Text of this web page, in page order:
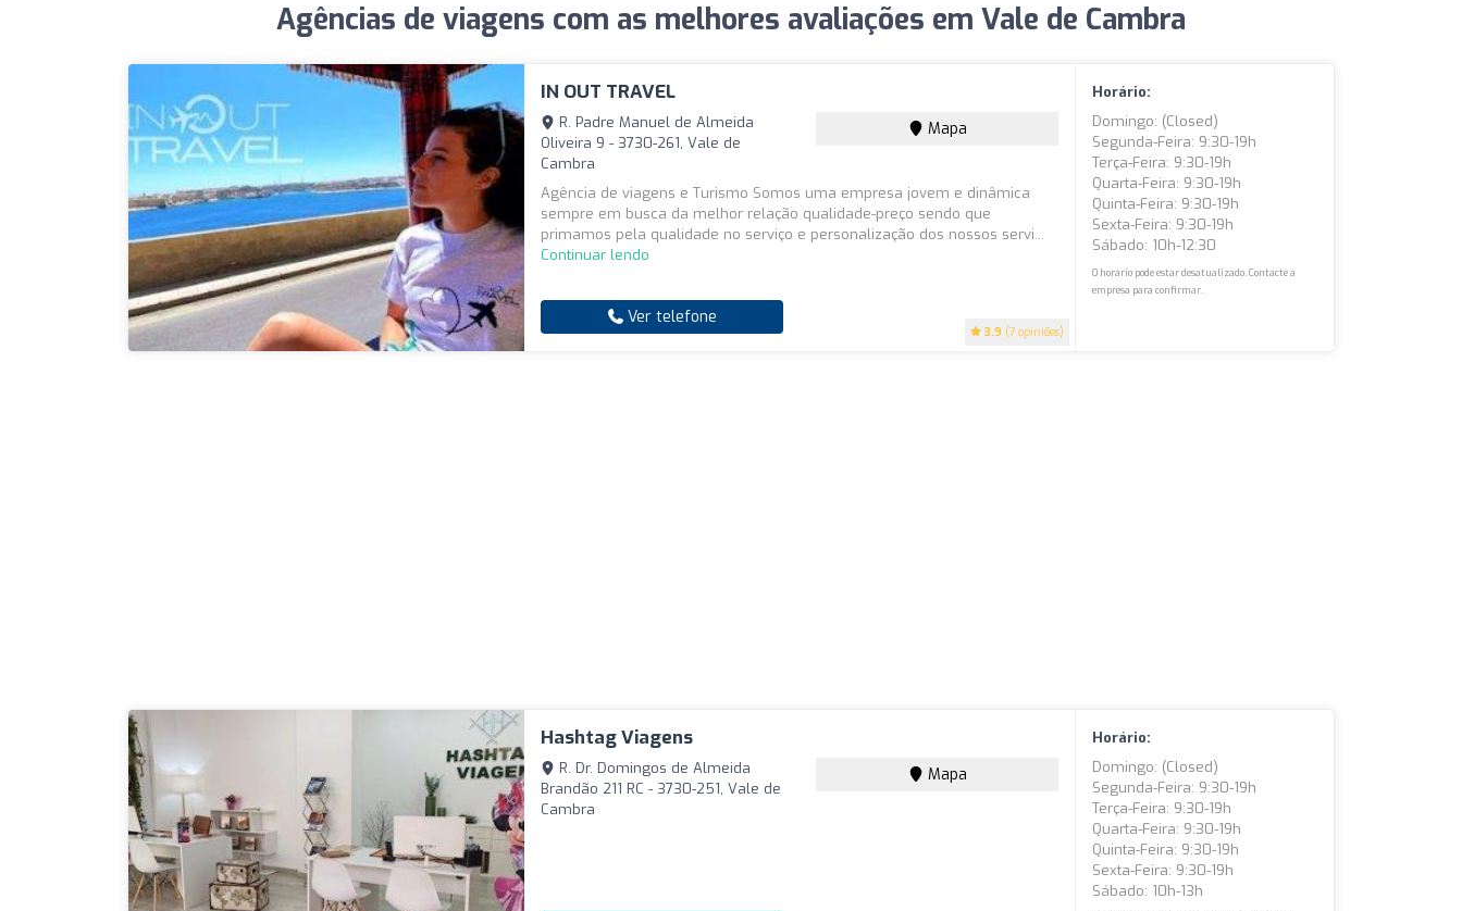
Agências de viagens com as melhores avaliações em Vale de Cambra
IN OUT TRAVEL
3.9 (7 opiniões)
R. Padre Manuel de Almeida
Oliveira 9 - 3730-261, Vale de
Cambra
Mapa
Agência de viagens e Turismo Somos uma empresa jovem e dinâmica
sempre em busca da melhor relação qualidade-preço sendo que
primamos pela qualidade no serviço e personalização dos nossos servi...
Continuar lendo
Ver telefone
Horário:
Domingo: (closed)
Segunda-Feira: 9:30-19h
Terça-Feira: 9:30-19h
Quarta-Feira: 9:30-19h
Quinta-Feira: 9:30-19h
Sexta-Feira: 9:30-19h
Sábado: 10h-12:30
O horário pode estar desatualizado. Contacte a
empresa para confirmar.
Hashtag Viagens
R. Dr. Domingos de Almeida
Brandão 211 RC - 3730-251, Vale de
Cambra
Mapa
Horário:
Domingo: (closed)
Segunda-Feira: 9:30-19h
Terça-Feira: 9:30-19h
Quarta-Feira: 9:30-19h
Quinta-Feira: 9:30-19h
Sexta-Feira: 9:30-19h
Sábado: 10h-13h